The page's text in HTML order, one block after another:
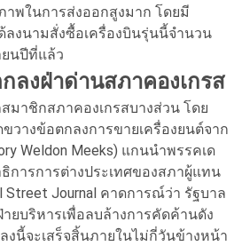
าพในการส่งออกสูงมาก โดยมี
ลงนามสั่งซื้อเครื่องบินรุ่นนี้จำนวน
ยนปีที่แล้ว
ลงฝ่าด่านสภาคองเกรส
มาชิกสภาคองเกรสบางส่วน โดย
วางข้อตกลงการขายเครื่องยนต์จาก
Weldon Meeks) แกนนำพรรคเด
ารการต่างประเทศของสภาผู้แทน
Street Journal คาดการณ์ว่า รัฐบาล
ยบริหารเพื่อลบล้างการคัดค้านดัง
งนี้จะเสร็จสิ้นภายในไม่กี่วันข้างหน้า